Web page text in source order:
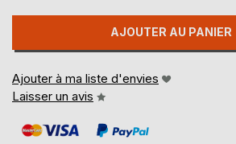
AJOUTER AU PANIER
Ajouter à ma liste d'envies
Laisser un avis